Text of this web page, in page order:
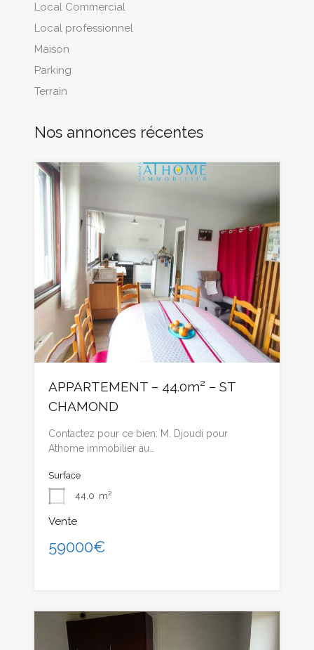
Local Commercial
Local professionnel
Maison
Parking
Terrain
Nos annonces récentes
APPARTEMENT – 44.0m² – ST
CHAMOND
Contactez pour ce bien: M. Djoudi pour
Athome immobilier au…
Surface
44.0 m²
Vente
59000€